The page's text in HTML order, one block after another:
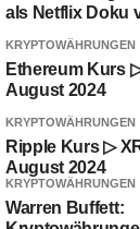
als Netflix Doku
KRYPTOWÄHRUNGEN
Ethereum Kurs
August 2024
KRYPTOWÄHRUNGEN
Ripple Kurs ▷
August 2024
KRYPTOWÄHRUNGEN
Warren Buffett: